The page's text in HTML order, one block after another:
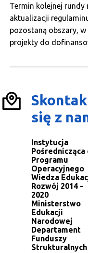
Termin kolejnej rundy
aktualizacji
pozostaną obszary,
projekty do
się z
Instytucja
Pośrednicząca
Programu
Operacyjnego
Wiedza
Rozwój 2014 -
2020
Ministerstwo
Edukacji
Narodowej
Departament
Funduszy
Strukturalnych